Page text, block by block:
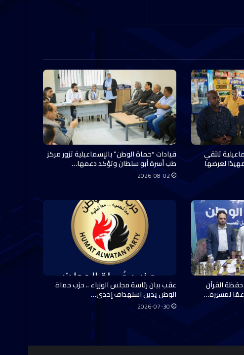
تلتقي
لعرضها
قيادات “حماة الوطن” بالإسماعيلية تزور مركز
طب أسرة أبو سلطان وتؤكد دعمها…
2026-08-02
القرآن
لمسيرة…
عقب بيان رئاسة مجلس الوزراء .. حزب حماة
الوطن يدين استهداف إحدى…
2026-07-30